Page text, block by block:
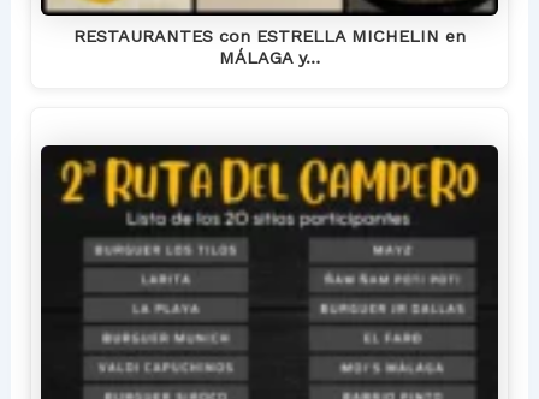
RESTAURANTES con ESTRELLA MICHELIN en
MÁLAGA y…